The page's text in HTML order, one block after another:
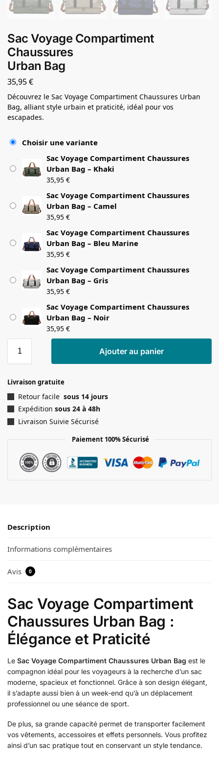
Sac Voyage Compartiment
Chaussures
Urban Bag
35,95€
Découvrez le Sac Voyage Compartiment Chaussures Urban
Bag, alliant style urbain et praticité, idéal pour vos
escapades.
Choisir une variante
Sac Voyage Compartiment Chaussures
Urban Bag – Khaki
35,95 €
Sac Voyage Compartiment Chaussures
Urban Bag – Camel
35,95 €
Sac Voyage Compartiment Chaussures
Urban Bag – Bleu Marine
35,95 €
Sac Voyage Compartiment Chaussures
Urban Bag – Gris
35,95 €
Sac Voyage Compartiment Chaussures
Urban Bag – Noir
35,95 €
Ajouter au panier
Livraison gratuite
Retour facile sous 14 jours
Expédition sous 24 à 48h
Livraison Suivie Sécurisé
Paiement 100% Sécurisé
Description
Informations complémentaires
Avis 0
Sac Voyage Compartiment
Chaussures Urban Bag :
Élégance et Praticité
Le Sac Voyage Compartiment Chaussures Urban Bag est le
compagnon idéal pour les voyageurs à la recherche d’un sac
moderne, spacieux et fonctionnel. Grâce à son design élégant,
il s’adapte aussi bien à un week-end qu’à un déplacement
professionnel ou une séance de sport.
De plus, sa grande capacité permet de transporter facilement
vos vêtements, accessoires et effets personnels. Vous profitez
ainsi d’un sac pratique tout en conservant un style tendance.